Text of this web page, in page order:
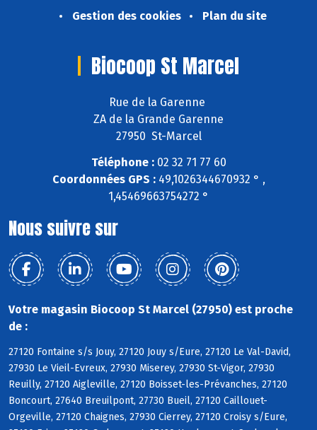
Gestion des cookies
Plan du site
Biocoop St Marcel
Rue de la Garenne
ZA de la Grande Garenne
27950 St-Marcel
Téléphone :02 32 71 77 60
Coordonnées GPS :49,1026344670932 ° ,
1,45469663754272 °
Nous suivre sur
Votre magasin Biocoop St Marcel (27950) est proche
de :
27120 Fontaine s/s Jouy, 27120 Jouy s/Eure, 27120 Le Val-David,
27930 Le Vieil-Evreux, 27930 Miserey, 27930 St-Vigor, 27930
Reuilly, 27120 Aigleville, 27120 Boisset-les-Prévanches, 27120
Boncourt, 27640 Breuilpont, 27730 Bueil, 27120 Caillouet-
Orgeville, 27120 Chaignes, 27930 Cierrey, 27120 Croisy s/Eure,